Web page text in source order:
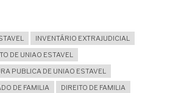
INVENTÁRIO EXTRAJUDICIAL
DE UNIAO ESTAVEL
PUBLICA DE UNIAO ESTAVEL
DE FAMILIA
DIREITO DE FAMILIA